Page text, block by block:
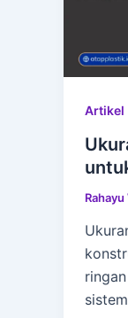
Artikel